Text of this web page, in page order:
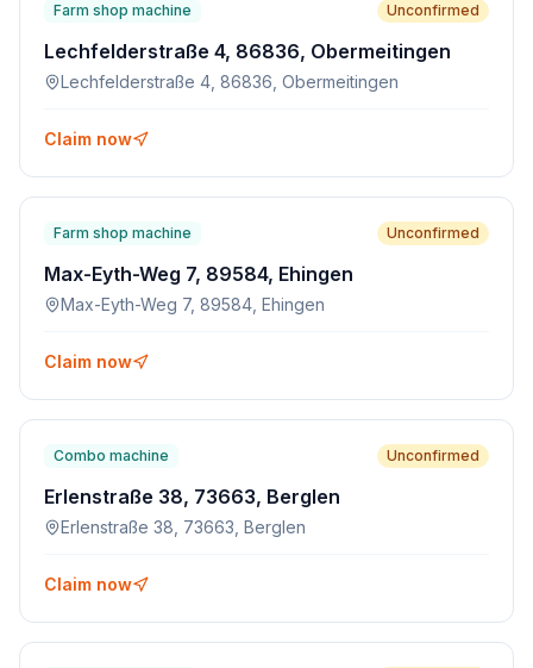
Farm shop machine Unconfirmed
Lechfelderstraße 4, 86836, Obermeitingen
Lechfelderstraße 4, 86836, Obermeitingen
Claim now
Farm shop machine Unconfirmed
Max-Eyth-Weg 7, 89584, Ehingen
Max-Eyth-Weg 7, 89584, Ehingen
Claim now
Combo machine Unconfirmed
Erlenstraße 38, 73663, Berglen
Erlenstraße 38, 73663, Berglen
Claim now